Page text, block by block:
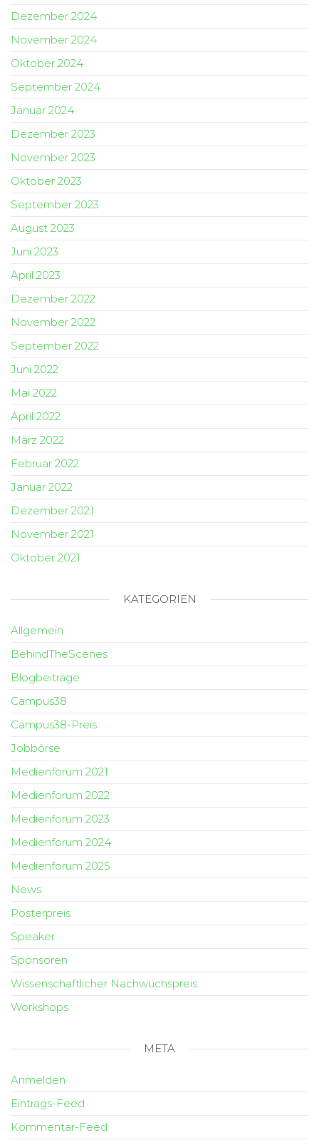
Dezember 2024
November 2024
Oktober 2024
September 2024
Januar 2024
Dezember 2023
November 2023
Oktober 2023
September 2023
August 2023
Juni 2023
April 2023
Dezember 2022
November 2022
September 2022
Juni 2022
Mai 2022
April 2022
März 2022
Februar 2022
Januar 2022
Dezember 2021
November 2021
Oktober 2021
KATEGORIEN
Allgemein
BehindTheScenes
Blogbeiträge
Campus38
Campus38-Preis
Jobbörse
Medienforum 2021
Medienforum 2022
Medienforum 2023
Medienforum 2024
Medienforum 2025
News
Posterpreis
Speaker
Sponsoren
Wissenschaftlicher Nachwuchspreis
Workshops
META
Anmelden
Eintrags-Feed
Kommentar-Feed